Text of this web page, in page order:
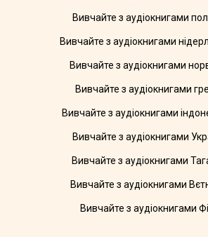
Вивчайте з аудіокнигами
Вивчайте з аудіокнигами
Вивчайте з аудіокнигами
Вивчайте з аудіокнигами
Вивчайте з аудіокнигами
Вивчайте з аудіокнигами
Вивчайте з аудіокнигами
Вивчайте з аудіокнигами
Вивчайте з аудіокнигами